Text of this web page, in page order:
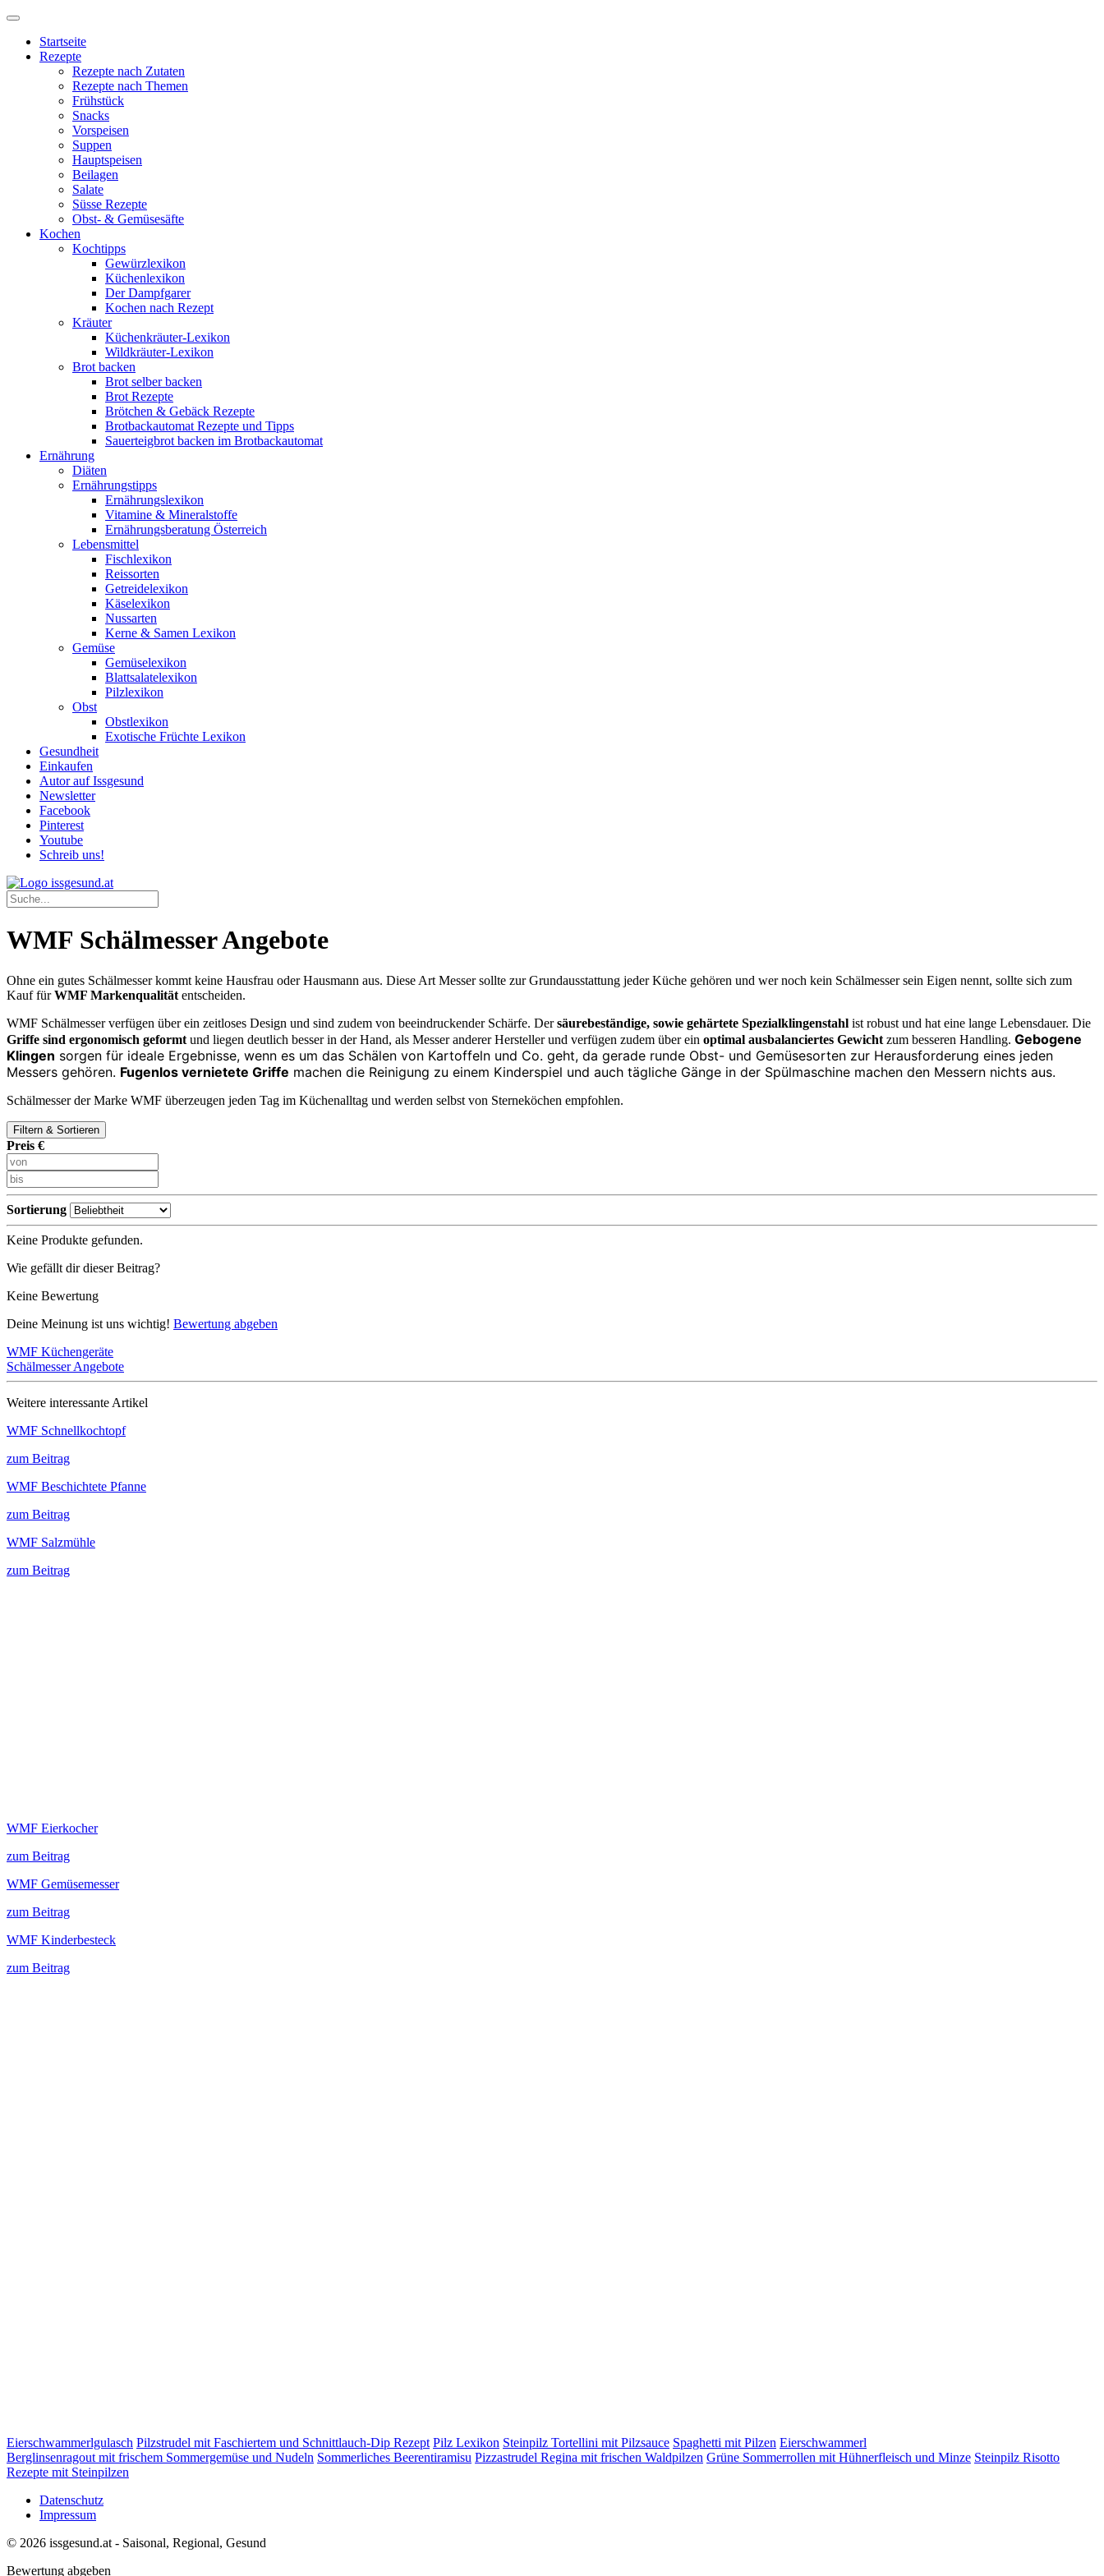
Startseite
Rezepte
Rezepte nach Zutaten
Rezepte nach Themen
Frühstück
Snacks
Vorspeisen
Suppen
Hauptspeisen
Beilagen
Salate
Süsse Rezepte
Obst- & Gemüsesäfte
Kochen
Kochtipps
Gewürzlexikon
Küchenlexikon
Der Dampfgarer
Kochen nach Rezept
Kräuter
Küchenkräuter-Lexikon
Wildkräuter-Lexikon
Brot backen
Brot selber backen
Brot Rezepte
Brötchen & Gebäck Rezepte
Brotbackautomat Rezepte und Tipps
Sauerteigbrot backen im Brotbackautomat
Ernährung
Diäten
Ernährungstipps
Ernährungslexikon
Vitamine & Mineralstoffe
Ernährungsberatung Österreich
Lebensmittel
Fischlexikon
Reissorten
Getreidelexikon
Käselexikon
Nussarten
Kerne & Samen Lexikon
Gemüse
Gemüselexikon
Blattsalatelexikon
Pilzlexikon
Obst
Obstlexikon
Exotische Früchte Lexikon
Gesundheit
Einkaufen
Autor auf Issgesund
Newsletter
Facebook
Pinterest
Youtube
Schreib uns!
WMF Schälmesser Angebote
Ohne ein gutes Schälmesser kommt keine Hausfrau oder Hausmann aus. Diese Art Messer sollte zur Grundausstattung jeder Küche gehören und wer noch kein Schälmesser sein Eigen nennt, sollte sich zum
Kauf fürWMF Markenqualität entscheiden.
WMF Schälmesser verfügen über ein zeitloses Design und sind zudem von beeindruckender Schärfe. Dersäurebeständige, sowie gehärtete Spezialklingenstahl ist robust und hat eine lange Lebensdauer. Die
Griffe sind ergonomisch geformt und liegen deutlich besser in der Hand, als Messer anderer Hersteller und verfügen zudem über ein optimal ausbalanciertes Gewicht zum besseren Handling. Gebogene
Klingen sorgen für ideale Ergebnisse, wenn es um das Schälen von Kartoffeln und Co. geht, da gerade runde Obst- und Gemüsesorten zur Herausforderung eines jeden
Messers gehören. Fugenlos vernietete Griffe machen die Reinigung zu einem Kinderspiel und auch tägliche Gänge in der Spülmaschine machen den Messern nichts aus.
Schälmesser der Marke WMF überzeugen jeden Tag im Küchenalltag und werden selbst von Sterneköchen empfohlen.
Filtern & Sortieren
Preis €
Sortierung
Keine Produkte gefunden.
Wie gefällt dir dieser Beitrag?
Keine Bewertung
Deine Meinung ist uns wichtig! Bewertung abgeben
WMF Küchengeräte
Schälmesser Angebote
Weitere interessante Artikel
WMF Schnellkochtopf
zum Beitrag
WMF Beschichtete Pfanne
zum Beitrag
WMF Salzmühle
zum Beitrag
WMF Eierkocher
zum Beitrag
WMF Gemüsemesser
zum Beitrag
WMF Kinderbesteck
zum Beitrag
Eierschwammerlgulasch Pilzstrudel mit Faschiertem und Schnittlauch-Dip Rezept Pilz Lexikon Steinpilz Tortellini mit Pilzsauce Spaghetti mit Pilzen Eierschwammerl
Berglinsenragout mit frischem Sommergemüse und Nudeln Sommerliches Beerentiramisu Pizzastrudel Regina mit frischen Waldpilzen Grüne Sommerrollen mit Hühnerfleisch und Minze Steinpilz Risotto
Rezepte mit Steinpilzen
Datenschutz
Impressum
© 2026 issgesund.at - Saisonal, Regional, Gesund
Bewertung abgeben